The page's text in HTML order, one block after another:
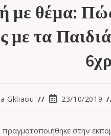
με θέμα:
με τα
Gkliaou 23/10/2019
στην